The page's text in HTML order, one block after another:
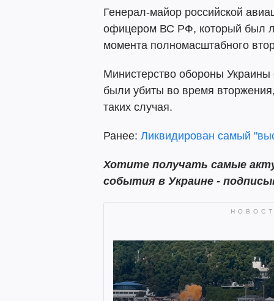
Генерал-майор российской
офицером ВС РФ, который был
момента полномасштабного
Министерство обороны Украины
были убиты во время
таких случая.
Ранее: Ликвидирован самый
Хотите получать самые
события в Украине -